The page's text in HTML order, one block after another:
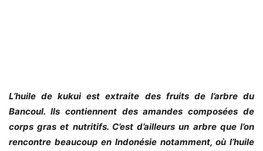
L’huile de kukui est extraite des fruits de l’arbre du
Bancoul. Ils contiennent des amandes composées de
corps gras et nutritifs. C’est d’ailleurs un arbre que l’on
rencontre beaucoup en Indonésie notamment, où l’huile